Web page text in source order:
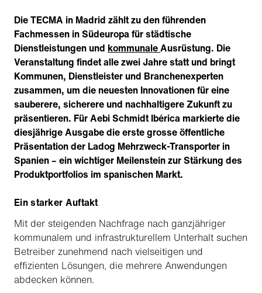
Die TECMA in Madrid zählt zu den führenden
Fachmessen in Südeuropa für städtische
Dienstleistungen und kommunaleAusrüstung. Die
Veranstaltung findet alle zwei Jahre statt und bringt
Kommunen, Dienstleister und Branchenexperten
zusammen, um die neuesten Innovationen für eine
sauberere, sicherere und nachhaltigere Zukunft zu
präsentieren. Für Aebi Schmidt Ibérica markierte die
diesjährige Ausgabe die erste grosse öffentliche
Präsentation der Ladog Mehrzweck-Transporter in
Spanien – ein wichtiger Meilenstein zur Stärkung des
Produktportfolios im spanischen Markt.
Ein starker Auftakt
Mit der steigenden Nachfrage nach ganzjähriger
kommunalem und infrastrukturellem Unterhalt suchen
Betreiber zunehmend nach vielseitigen und
effizienten Lösungen, die mehrere Anwendungen
abdecken können.